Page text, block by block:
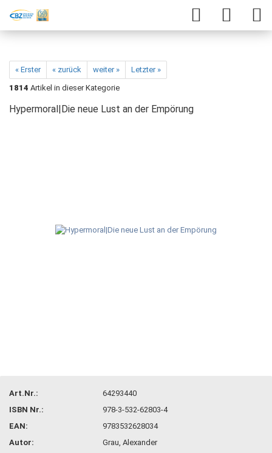
« Erster « zurück weiter »
Letzter »
1814 Artikel in dieser Kategorie
Hypermoral|Die neue Lust an der Empörung
Art.Nr.:
64293440
ISBN Nr.:
978-3-532-62803-4
EAN:
9783532628034
Autor:
Grau, Alexander